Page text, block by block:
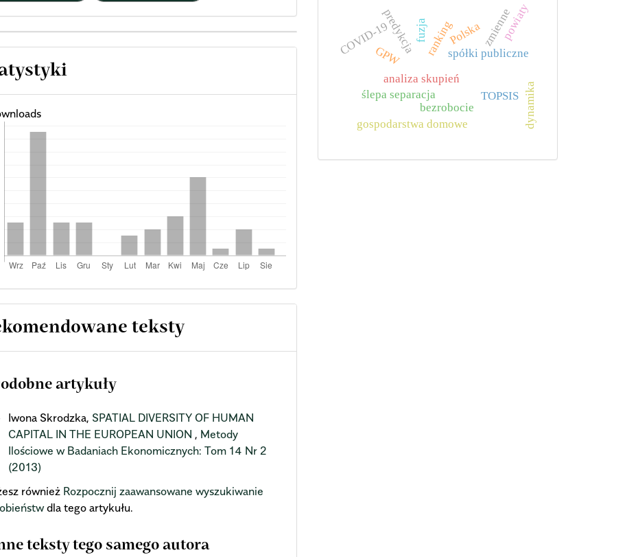
teksty
artykuły
Iwona Skrodzka, SPATIAL DIVERSITY OF HUMAN
CAPITAL IN THE EUROPEAN UNION, Metody
Ilościowe w Badaniach Ekonomicznych: Tom 14 Nr 2
(2013)
również Rozpocznij zaawansowane wyszukiwanie
dla tego artykułu.
teksty tego samego autora
analiza skupień
ranking
ślepa separacja
predykcja
GPW spółki publiczne
bezrobocie
gospodarstwa domowe
TOPSIS
Polska
COVID-19 fuzja zmienne
dynamika
powiaty